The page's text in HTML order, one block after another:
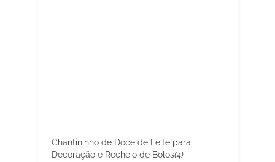
Chantininho de Doce de Leite para
Decoração e Recheio de Bolos(4)